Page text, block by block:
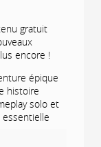
gratuit
encore !
épique
histoire
solo et
de